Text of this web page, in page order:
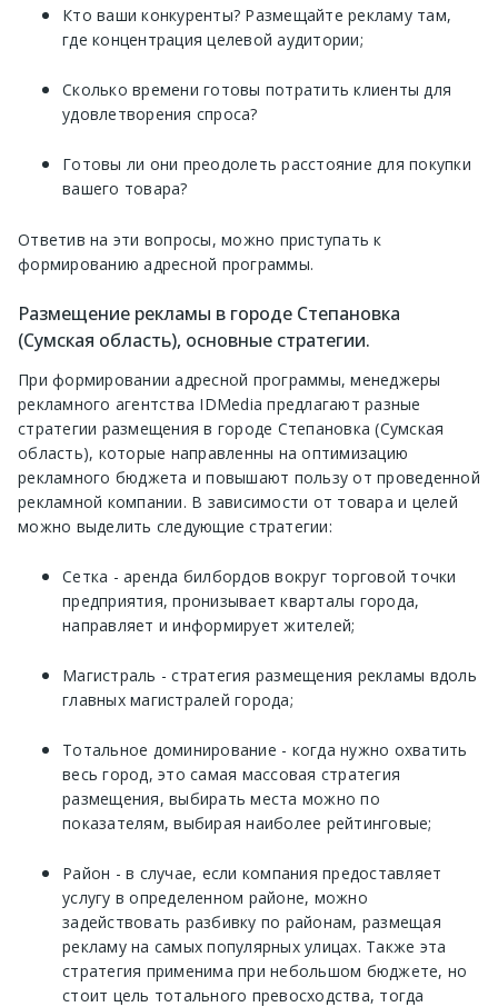
Кто ваши конкуренты? Размещайте рекламу там,
где концентрация целевой аудитории;
Сколько времени готовы потратить клиенты для
удовлетворения спроса?
Готовы ли они преодолеть расстояние для покупки
вашего товара?
Ответив на эти вопросы, можно приступать к
формированию адресной программы.
Размещение рекламы в городе Степановка
(Сумская область), основные стратегии.
При формировании адресной программы, менеджеры
рекламного агентства IDMedia предлагают разные
стратегии размещения в городе Степановка (Сумская
область), которые направленны на оптимизацию
рекламного бюджета и повышают пользу от проведенной
рекламной компании. В зависимости от товара и целей
можно выделить следующие стратегии:
Сетка - аренда билбордов вокруг торговой точки
предприятия, пронизывает кварталы города,
направляет и информирует жителей;
Магистраль - стратегия размещения рекламы вдоль
главных магистралей города;
Тотальное доминирование - когда нужно охватить
весь город, это самая массовая стратегия
размещения, выбирать места можно по
показателям, выбирая наиболее рейтинговые;
Район - в случае, если компания предоставляет
услугу в определенном районе, можно
задействовать разбивку по районам, размещая
рекламу на самых популярных улицах. Также эта
стратегия применима при небольшом бюджете, но
стоит цель тотального превосходства, тогда